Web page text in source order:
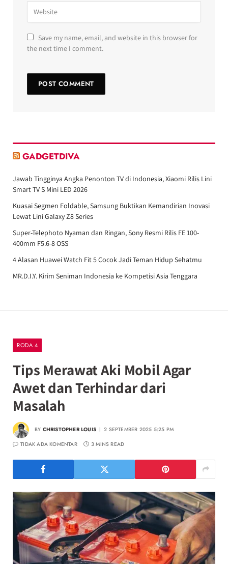
Save my name, email, and website in this browser for
the next time I comment.
GADGETDIVA
Jawab Tingginya Angka Penonton TV di Indonesia, Xiaomi Rilis Lini
Smart TV S Mini LED 2026
Kuasai Segmen Foldable, Samsung Buktikan Kemandirian Inovasi
Lewat Lini Galaxy Z8 Series
Super-Telephoto Nyaman dan Ringan, Sony Resmi Rilis FE 100-
400mm F5.6-8 OSS
4 Alasan Huawei Watch Fit 5 Cocok Jadi Teman Hidup Sehatmu
MR.D.I.Y. Kirim Seniman Indonesia ke Kompetisi Asia Tenggara
RODA 4
Tips Merawat Aki Mobil Agar
Awet dan Terhindar dari
Masalah
BY CHRISTOPHER LOUIS
2 SEPTEMBER 2025 5:25 PM
TIDAK ADA KOMENTAR
3 MINS READ